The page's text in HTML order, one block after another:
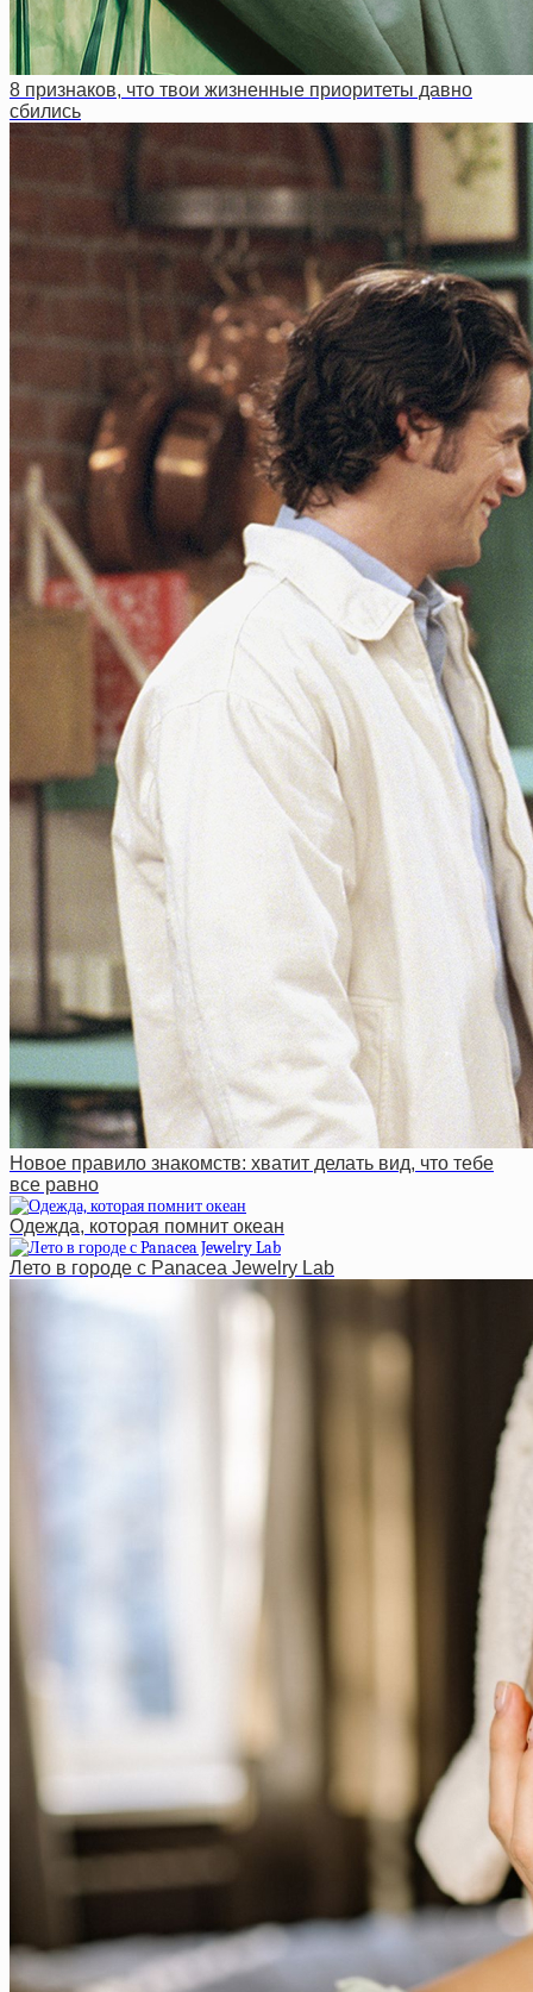
8 признаков, что твои жизненные приоритеты давно
сбились
Новое правило знакомств: хватит делать вид, что тебе
все равно
Одежда, которая помнит океан
Лето в городе с Panacea Jewelry Lab